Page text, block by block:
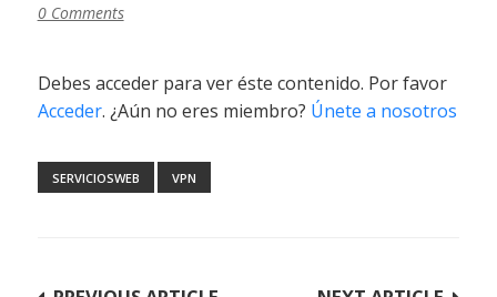
0 Comments
Debes acceder para ver éste contenido. Por favor
Acceder. ¿Aún no eres miembro? Únete a nosotros
SERVICIOSWEB VPN